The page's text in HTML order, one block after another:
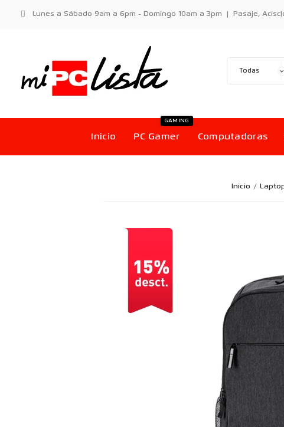
Lunes a Sábado 9am a 6pm - Domingo 10am a 3pm | Pasaje,
Inicio PC Gamer
GAMING
Computadoras
Inicio